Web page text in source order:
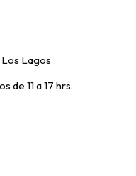
Lagos
de 11 a 17 hrs.